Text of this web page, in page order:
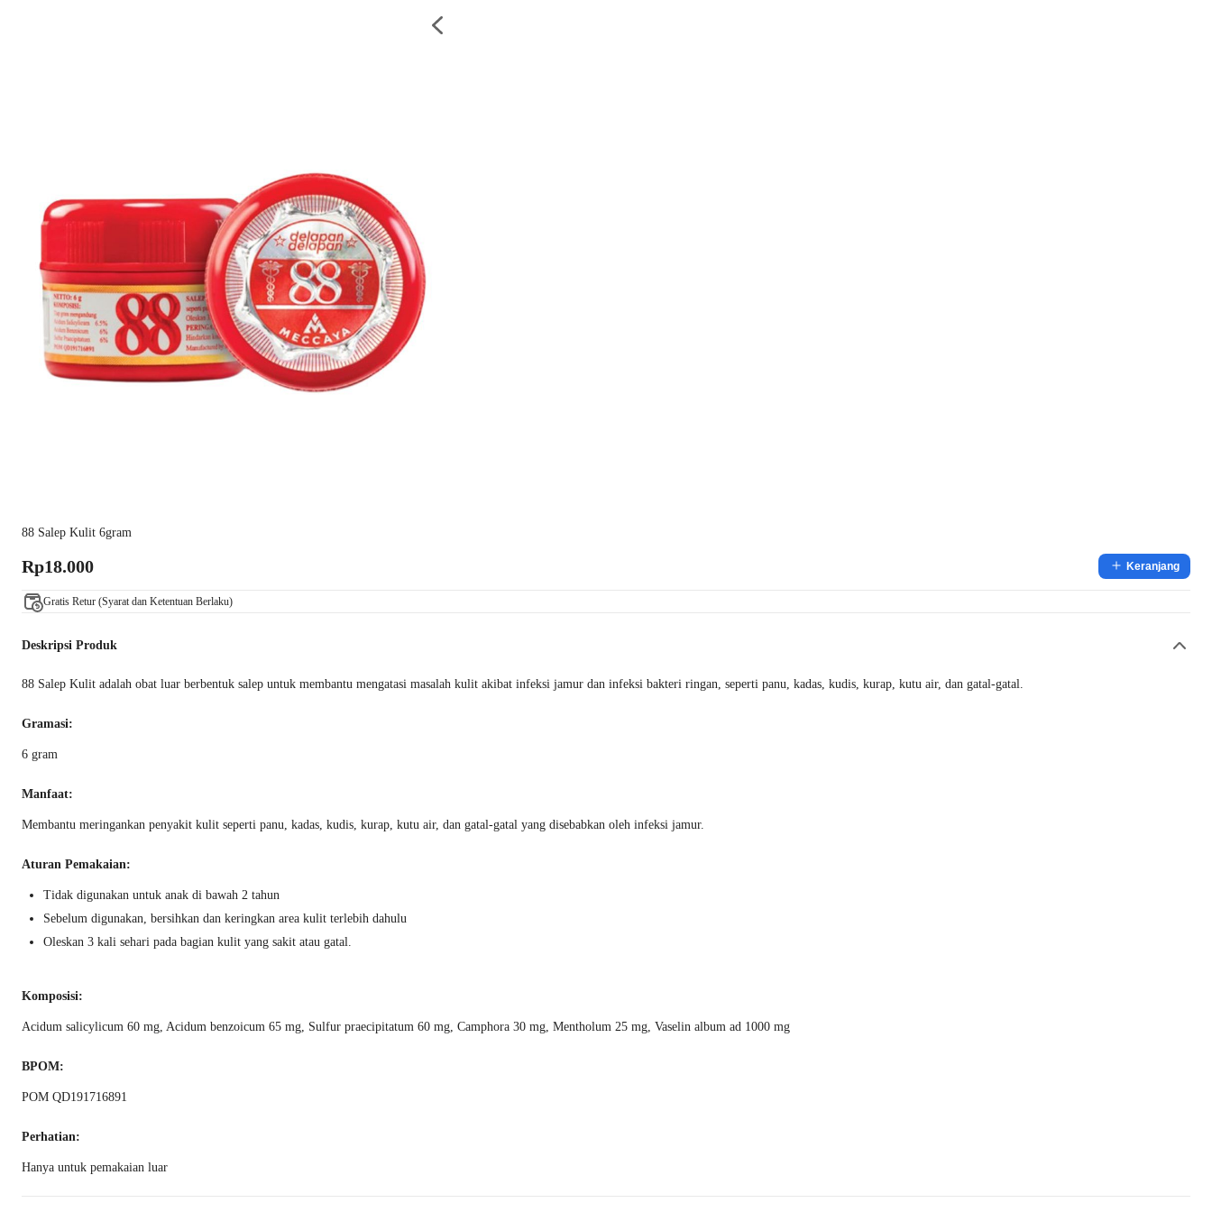
88 Salep Kulit 6gram
Rp18.000 Keranjang
Gratis Retur (Syarat dan Ketentuan Berlaku)
Deskripsi Produk
88 Salep Kulit adalah obat luar berbentuk salep untuk membantu mengatasi masalah kulit akibat infeksi jamur dan infeksi bakteri ringan, seperti panu, kadas, kudis, kurap, kutu air, dan gatal-gatal.
Gramasi:
6 gram
Manfaat:
Membantu meringankan penyakit kulit seperti panu, kadas, kudis, kurap, kutu air, dan gatal-gatal yang disebabkan oleh infeksi jamur.
Aturan Pemakaian:
Tidak digunakan untuk anak di bawah 2 tahun
Sebelum digunakan, bersihkan dan keringkan area kulit terlebih dahulu
Oleskan 3 kali sehari pada bagian kulit yang sakit atau gatal.
Komposisi:
Acidum salicylicum 60 mg, Acidum benzoicum 65 mg, Sulfur praecipitatum 60 mg, Camphora 30 mg, Mentholum 25 mg, Vaselin album ad 1000 mg
BPOM:
POM QD191716891
Perhatian:
Hanya untuk pemakaian luar